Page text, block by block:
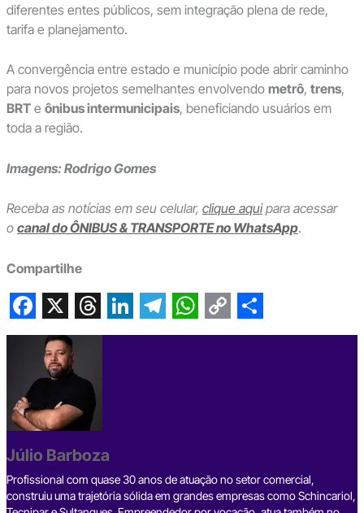
diferentes entes públicos, sem integração plena de rede,
tarifa e planejamento.
A convergência entre estado e município pode abrir caminho
para novos projetos semelhantes envolvendo metrô, trens,
BRTe ônibus intermunicipais, beneficiando usuários em
toda a região.
Imagens: Rodrigo Gomes
Receba as notícias em seu celular, clique aquipara acessar
o canal do ÔNIBUS & TRANSPORTE no WhatsApp.
Compartilhe
F
e
b
o
o
X T
h
r
e
a
d
s
L
d
I
T
a
W
p
C
n
S
Júlio Barboza
Profissional com quase 30 anos de atuação no setor comercial,
construiu uma trajetória sólida em grandes empresas como Schincariol,